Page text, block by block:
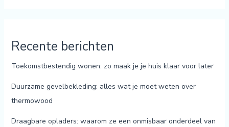
Recente berichten
Toekomstbestendig wonen: zo maak je je huis klaar voor later
Duurzame gevelbekleding: alles wat je moet weten over
thermowood
Draagbare opladers: waarom ze een onmisbaar onderdeel van